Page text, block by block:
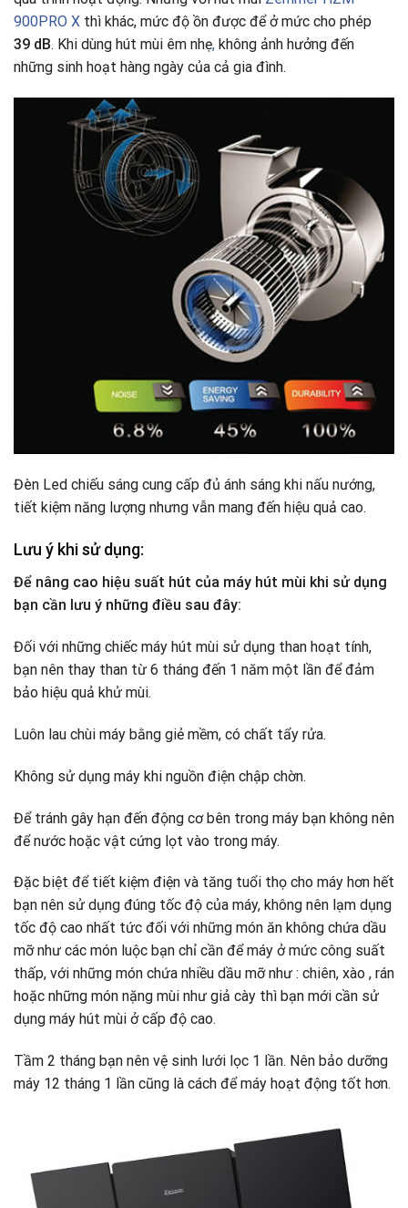
900PRO X thì khác, mức độ ồn được để ở mức cho phép
39 dB. Khi dùng hút mùi êm nhẹ, không ảnh hưởng đến
những sinh hoạt hàng ngày của cả gia đình.
Đèn Led chiếu sáng cung cấp đủ ánh sáng khi nấu nướng,
tiết kiệm năng lượng nhưng vẫn mang đến hiệu quả cao.
Lưu ý khi sử dụng:
Để nâng cao hiệu suất hút của máy hút mùi khi sử dụng
bạn cần lưu ý những điều sau đây:
Đối với những chiếc máy hút mùi sử dụng than hoạt tính,
bạn nên thay than từ 6 tháng đến 1 năm một lần để đảm
bảo hiệu quả khử mùi.
Luôn lau chùi máy bằng giẻ mềm, có chất tẩy rửa.
Không sử dụng máy khi nguồn điện chập chờn.
Để tránh gây hạn đến động cơ bên trong máy bạn không nên
để nước hoặc vật cứng lọt vào trong máy.
Đặc biệt để tiết kiệm điện và tăng tuổi thọ cho máy hơn hết
bạn nên sử dụng đúng tốc độ của máy, không nên lạm dụng
tốc độ cao nhất tức đối với những món ăn không chứa dầu
mỡ như các món luộc bạn chỉ cần để máy ở mức công suất
thấp, với những món chứa nhiều dầu mỡ như : chiên, xào , rán
hoặc những món nặng mùi như giả cày thì bạn mới cần sử
dụng máy hút mùi ở cấp độ cao.
Tầm 2 tháng bạn nên vệ sinh lưới lọc 1 lần. Nên bảo dưỡng
máy 12 tháng 1 lần cũng là cách để máy hoạt động tốt hơn.